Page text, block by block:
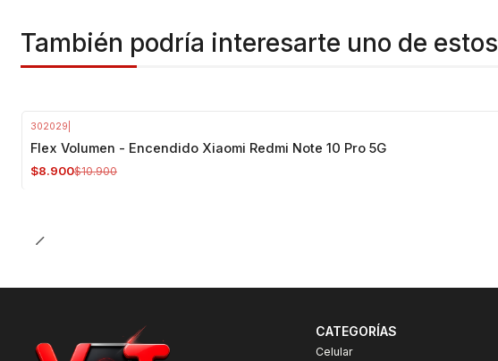
También podría interesarte uno de estos
302029
Flex Volumen - Encendido Xiaomi Redmi Note 10 Pro 5G
$8.900$10.900
CATEGORÍAS
Celular